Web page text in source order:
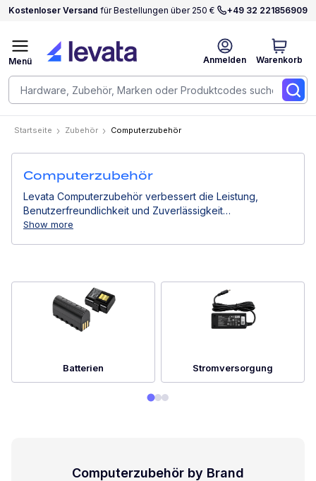
Kostenloser Versand für Bestellungen über 250 € +49 32 221856909
Anmelden Warenkorb
Menü
Startseite Zubehör Computerzubehör
Computerzubehör
Levata Computerzubehör verbessert die Leistung,
Benutzerfreundlichkeit und Zuverlässigkeit
professioneller Computergeräte. Von Stromlösungen
Show more
Batterien Stromversorgung
Computerzubehör by Brand